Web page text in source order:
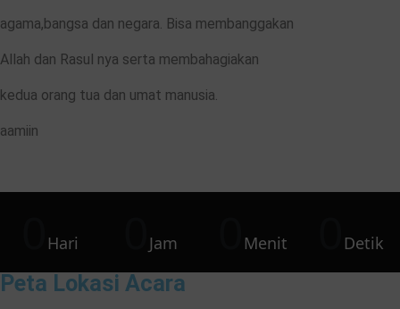
agama,bangsa dan negara. Bisa membanggakan
Allah dan Rasul nya serta membahagiakan
kedua orang tua dan umat manusia.
aamiin
Hari Jam Menit Detik
Peta Lokasi Acara